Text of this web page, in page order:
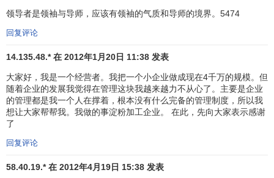
领导者是领袖与导师，应该有领袖的气质和导师的境界。5474
回复评论
14.135.48.* 在 2012年1月20日 11:38 发表
大家好，我是一个经营者。我把一个小企业做成现在4千万的规模。但
随着企业的发展我觉得在管理这块我越来越力不从心了。主要是企业
的管理都是我一个人在撑着，根本没有什么完备的管理制度，所以我
想让大家帮帮我。我做的事淀粉加工企业。 在此，先向大家表示感谢
了
回复评论
58.40.19.* 在 2012年4月19日 15:38 发表